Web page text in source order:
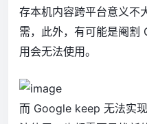
存本机内容跨平台意义不
需，此外，有可能是阉割
用会无法使用。
而 Google keep 无法实